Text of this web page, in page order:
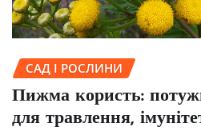
САД І РОСЛИНИ
Пижма користь:
для травлення,